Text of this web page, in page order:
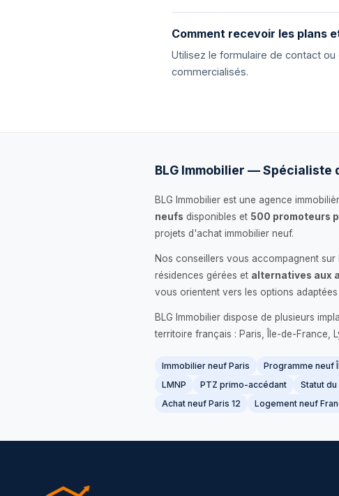
Comment recevoir les plans
Utilisez le formulaire de contact
commercialisés.
BLG Immobilier —
BLG Immobilier est une agence
neufs disponibles et 500 promoteurs
projets d'achat immobilier neuf.
Nos conseillers vous accompagnent
résidences gérées et alternatives aux
vous orientent vers les options
BLG Immobilier dispose de plusieurs
territoire français : Paris, Île-de-France,
Immobilier neuf Paris Programme neuf
LMNP
PTZ primo-accédant Statut
Achat neuf Paris 12
Logement neuf